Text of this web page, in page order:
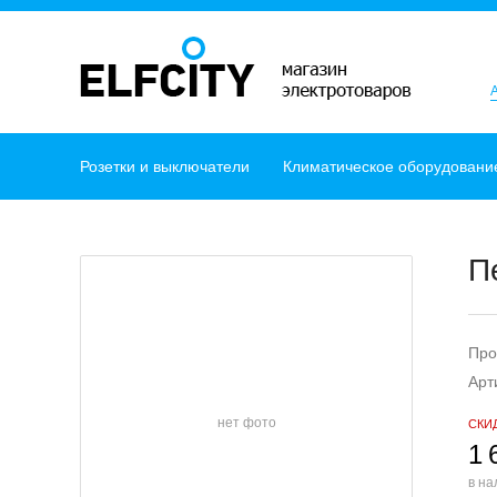
Розетки и выключатели Климатическое
нет фото
1
в